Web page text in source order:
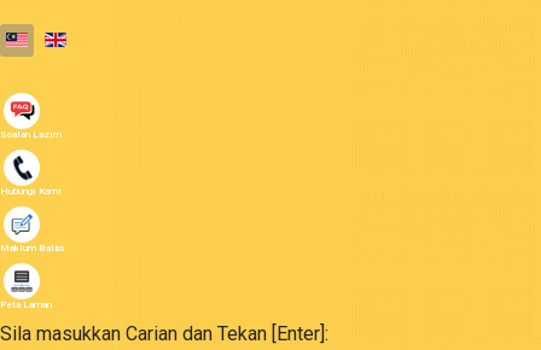
Select your language
Soalan Lazim
Hubungi Kami
Maklum Balas
Peta Laman
Sila masukkan Carian dan Tekan [Enter]: